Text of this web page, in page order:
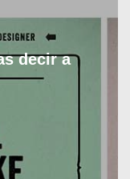
decir a